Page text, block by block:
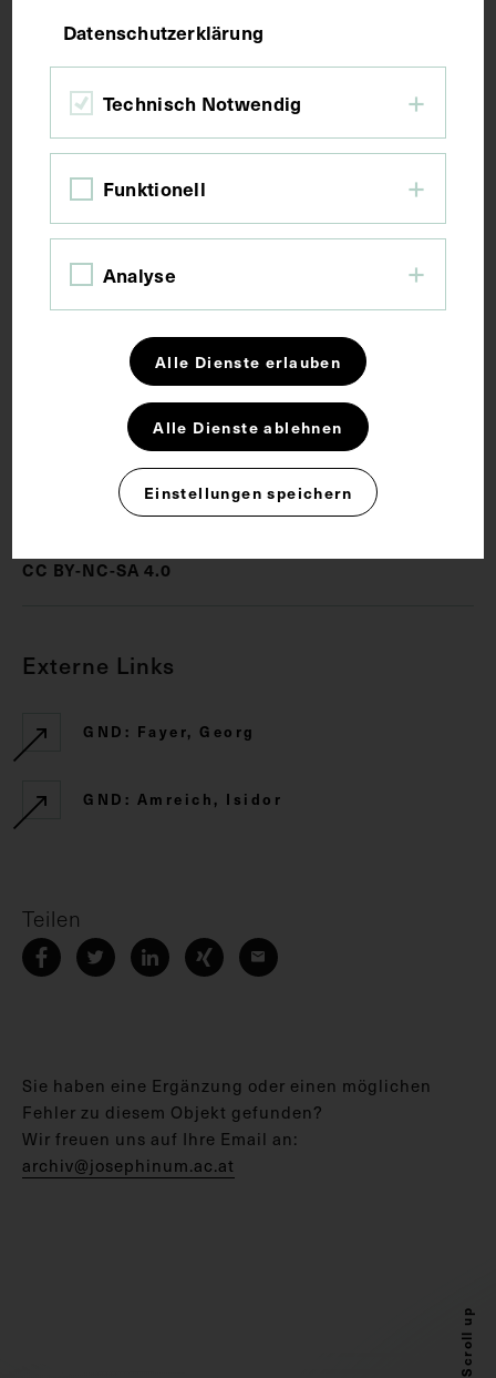
Bildmaß 13,2 x 8,4 cm
Kurzbeschreibung
Das Bild wurde vom Fotoatelier Pietzner-Fayer,
Schlagwörter
Gynäkologie
Hochschullehrer
Nationalsozialismus
CC BY-NC-SA 4.0
Externe Links
GND: Fayer, Georg
GND: Amreich, Isidor
Teilen
Sie haben eine Ergänzung oder einen möglichen
Fehler zu diesem Objekt gefunden?
Wir freuen uns auf Ihre Email an:
archiv@josephinum.ac.at
Scroll up
Datenschutzerklärung
Technisch Notwendig
Funktionell
Analyse
Alle Dienste erlauben
Alle Dienste ablehnen
Einstellungen speichern